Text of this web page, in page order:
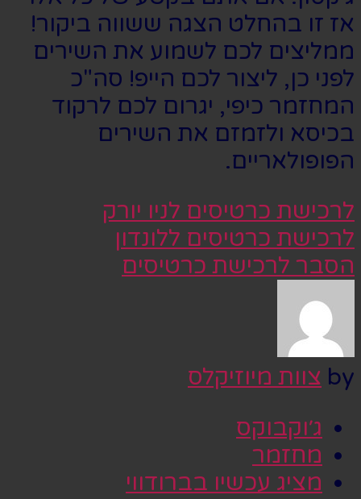
אז זו בהחלט הצגה ששווה ביקור!
ממליצים לכם לשמוע את השירים
לפני כן, ליצור לכם הייפ! סה"כ
המחזמר כיפי, יגרום לכם לרקוד
בכיסא ולזמזם את השירים
הפופולאריים.
לרכישת כרטיסים לניו יורק
לרכישת כרטיסים ללונדון
הסבר לרכישת כרטיסים
by צוות מיוזיקלס
ג׳וקבוקס
מחזמר
מציג עכשיו בברודווי